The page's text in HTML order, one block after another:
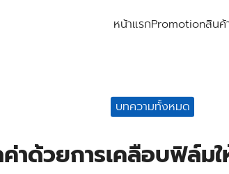
หน้าแรกPromotionสินค้
บทความทั้งหมด
าด้วยการเคลือบฟิล์